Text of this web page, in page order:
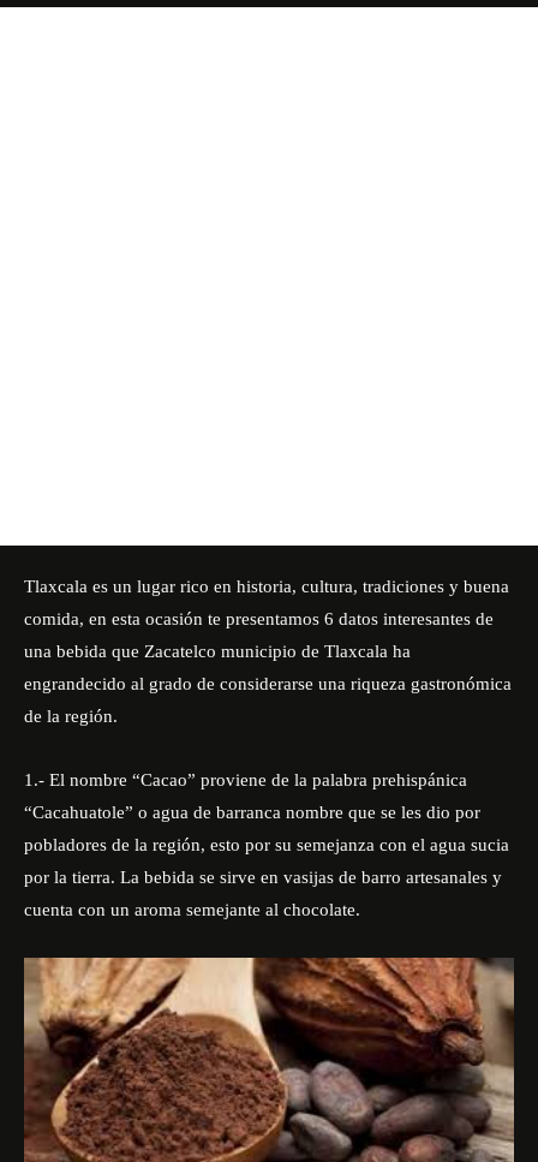
Tlaxcala es un lugar rico en historia, cultura, tradiciones y buena
comida, en esta ocasión te presentamos 6 datos interesantes de
una bebida que Zacatelco municipio de Tlaxcala ha
engrandecido al grado de considerarse una riqueza gastronómica
de la región.
1.- El nombre “Cacao” proviene de la palabra prehispánica
“Cacahuatole” o agua de barranca nombre que se les dio por
pobladores de la región, esto por su semejanza con el agua sucia
por la tierra. La bebida se sirve en vasijas de barro artesanales y
cuenta con un aroma semejante al chocolate.